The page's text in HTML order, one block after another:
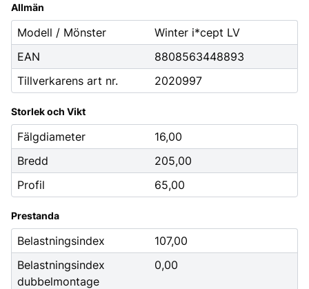
Allmän
Modell / Mönster
Winter i*cept LV
EAN
8808563448893
Tillverkarens art nr.
2020997
Storlek och Vikt
Fälgdiameter
16,00
Bredd
205,00
Profil
65,00
Prestanda
Belastningsindex
107,00
Belastningsindex
dubbelmontage
0,00